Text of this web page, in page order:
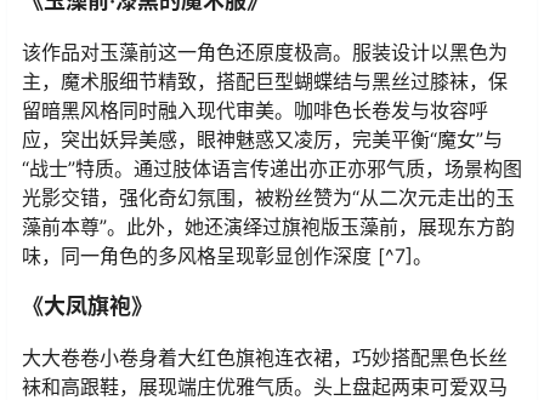
该作品对玉藻前这一角色还原度极高。服装设计以黑色为
主，魔术服细节精致，搭配巨型蝴蝶结与黑丝过膝袜，保
留暗黑风格同时融入现代审美。咖啡色长卷发与妆容呼
应，突出妖异美感，眼神魅惑又凌厉，完美平衡“魔女”与
“战士”特质。通过肢体语言传递出亦正亦邪气质，场景构图
光影交错，强化奇幻氛围，被粉丝赞为“从二次元走出的玉
藻前本尊”。此外，她还演绎过旗袍版玉藻前，展现东方韵
味，同一角色的多风格呈现彰显创作深度 [^7]。
《大凤旗袍》
大大卷卷小卷身着大红色旗袍连衣裙，巧妙搭配黑色长丝
袜和高跟鞋，展现端庄优雅气质。头上盘起两束可爱双马